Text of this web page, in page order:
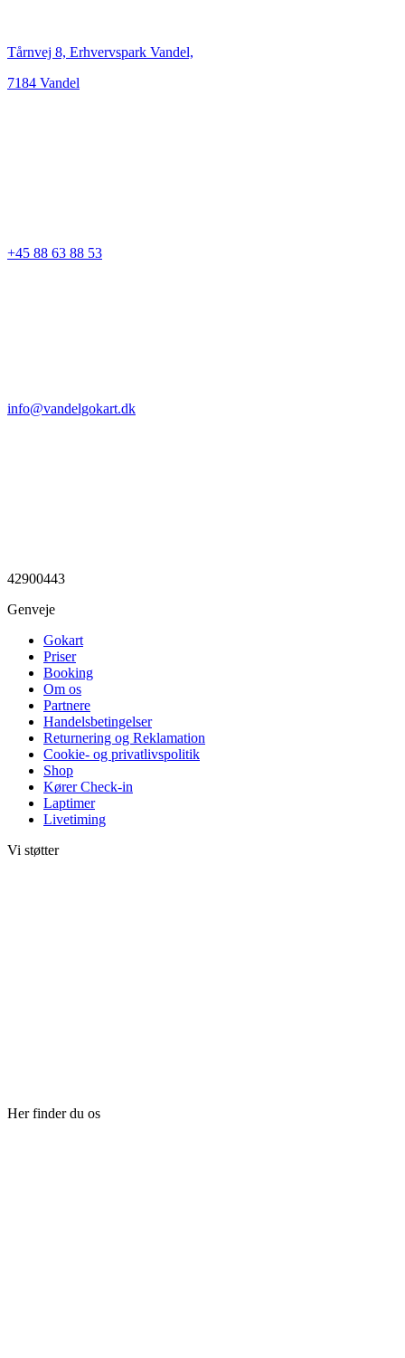
Tårnvej 8, Erhvervspark Vandel,
7184 Vandel
+45 88 63 88 53
info@vandelgokart.dk
42900443
Genveje
Gokart
Priser
Booking
Om os
Partnere
Handelsbetingelser
Returnering og Reklamation
Cookie- og privatlivspolitik
Shop
Kører Check-in
Laptimer
Livetiming
Vi støtter
Her finder du os